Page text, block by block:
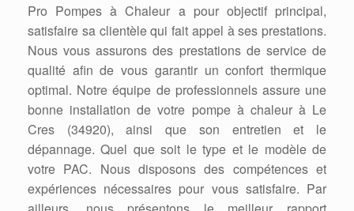
Pro Pompes à Chaleur a pour objectif principal,
satisfaire sa clientèle qui fait appel à ses prestations.
Nous vous assurons des prestations de service de
qualité afin de vous garantir un confort thermique
optimal. Notre équipe de professionnels assure une
bonne installation de votre pompe à chaleur à Le
Cres (34920), ainsi que son entretien et le
dépannage. Quel que soit le type et le modèle de
votre PAC. Nous disposons des compétences et
expériences nécessaires pour vous satisfaire. Par